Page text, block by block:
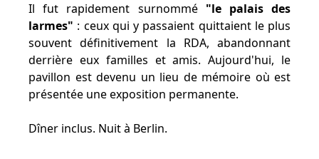
Il fut rapidement surnommé "le palais des
larmes" : ceux qui y passaient quittaient le plus
souvent définitivement la RDA, abandonnant
derrière eux familles et amis. Aujourd'hui, le
pavillon est devenu un lieu de mémoire où est
présentée une exposition permanente.
Dîner inclus. Nuit à Berlin.